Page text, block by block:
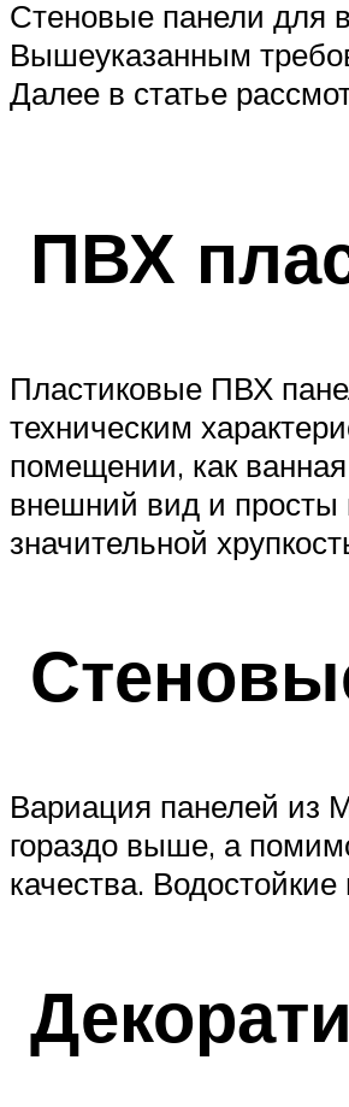
Стеновые панели для
Вышеуказанным
Далее в статье
ПВХ
Пластиковые ПВХ
техническим
помещении, как
внешний вид и просты
значительной
Вариация панелей из
гораздо выше, а
качества.